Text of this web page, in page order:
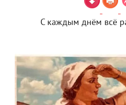
С каждым днём всё